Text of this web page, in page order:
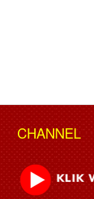
CHANNEL